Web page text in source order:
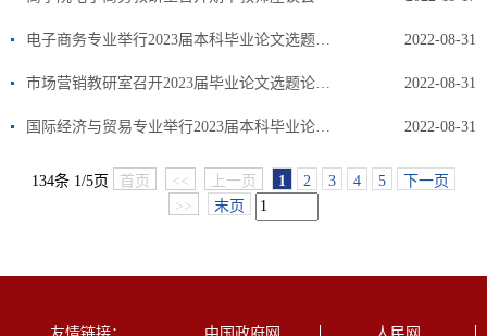
电子商务专业举行2023届本科毕业论文选题论证会 2022-08-31
市场营销教研室召开2023届毕业论文选题论证会 2022-08-31
国际经济与贸易专业举行2023届本科毕业论文选题论证会 2022-08-31
134条 1/5页 首页 << 上一页 1 2 3 4 5
下一页
>>
末页